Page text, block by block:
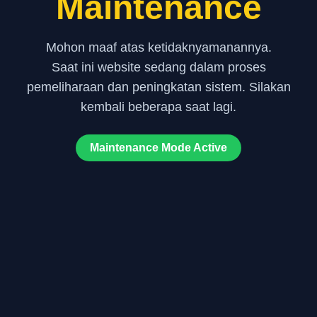
Mohon maaf atas ketidaknyamanannya.
Saat ini website sedang dalam proses
pemeliharaan dan peningkatan sistem. Silakan
kembali beberapa saat lagi.
Maintenance Mode Active